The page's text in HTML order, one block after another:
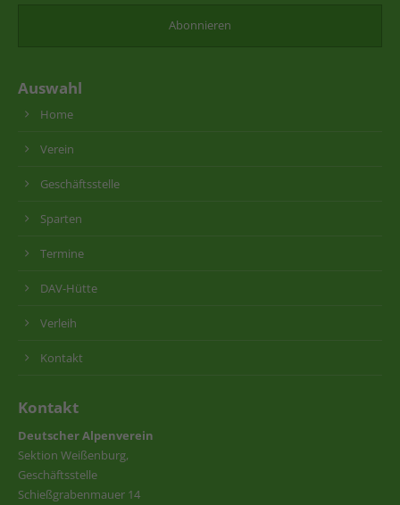
Auswahl
Home
Verein
Geschäftsstelle
Sparten
Termine
DAV-Hütte
Verleih
Kontakt
Kontakt
Deutscher Alpenverein
Sektion Weißenburg,
Geschäftsstelle
Schießgrabenmauer 14